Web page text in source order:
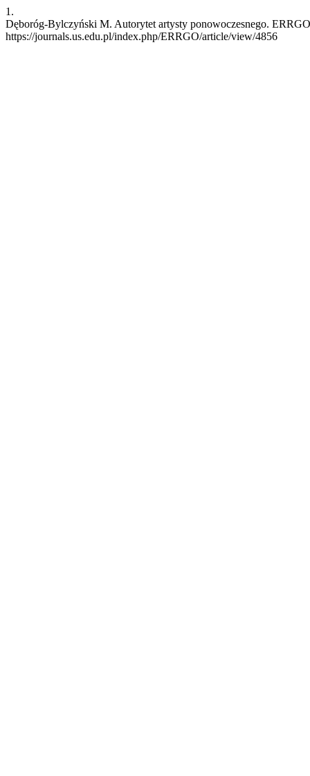
1.
Dęboróg-Bylczyński M. Autorytet artysty ponowoczesnego.
https://journals.us.edu.pl/index.php/ERRGO/article/view/4856